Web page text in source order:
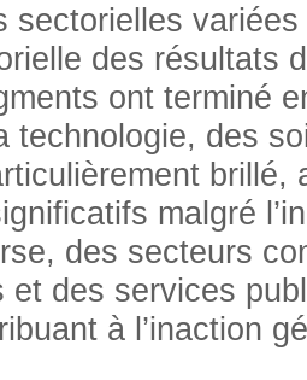
sectorielles variées
des résultats
ont terminé
technologie, des
brillé,
malgré
des secteurs
et des services
à l’inaction